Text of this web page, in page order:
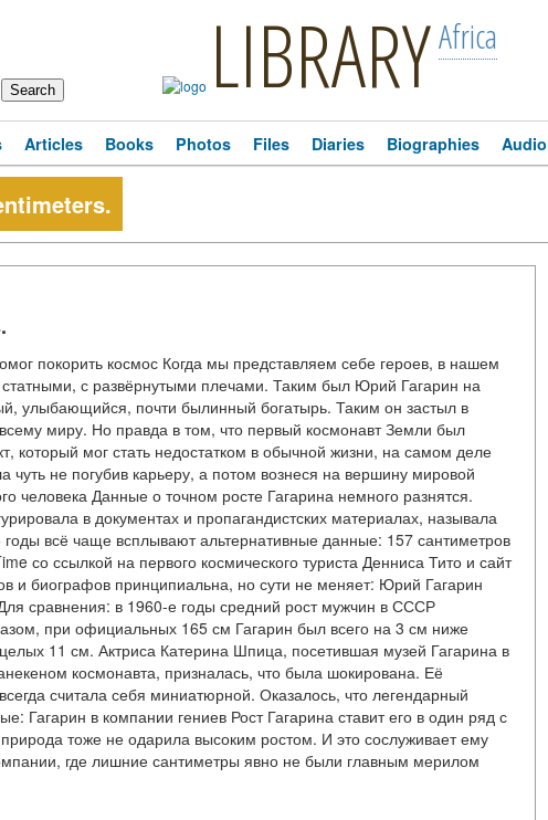
LIBRARYAfrica
Articles Books Photos Files Diaries Biographies Audio
покорить космос Когда мы представляем себе героев, в нашем
с развёрнутыми плечами. Таким был Юрий Гагарин на
улыбающийся, почти былинный богатырь. Таким он застыл в
миру. Но правда в том, что первый космонавт Земли был
который мог стать недостатком в обычной жизни, на самом деле
не погубив карьеру, а потом вознеся на вершину мировой
человека Данные о точном росте Гагарина немного разнятся.
в документах и пропагандистских материалах, называла
всё чаще всплывают альтернативные данные: 157 сантиметров
со ссылкой на первого космического туриста Денниса Тито и сайт
и биографов принципиальна, но сути не меняет: Юрий Гагарин
сравнения: в 1960-е годы средний рост мужчин в СССР
при официальных 165 см Гагарин был всего на 3 см ниже
11 см. Актриса Катерина Шпица, посетившая музей Гагарина в
космонавта, призналась, что была шокирована. Её
считала себя миниатюрной. Оказалось, что легендарный
Гагарин в компании гениев Рост Гагарина ставит его в один ряд с
тоже не одарила высоким ростом. И это сослуживает ему
где лишние сантиметры явно не были главным мерилом